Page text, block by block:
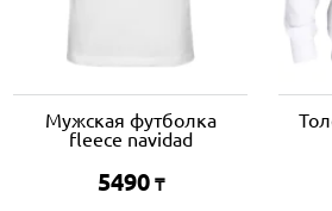
Мужская футболка
fleece navidad
5490 ₸